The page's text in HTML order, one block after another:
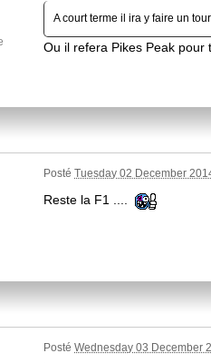
A court terme il ira y faire un
Ou il refera Pikes Peak
PostéTuesday 02 December
Reste la F1 ....
PostéWednesday 03 December